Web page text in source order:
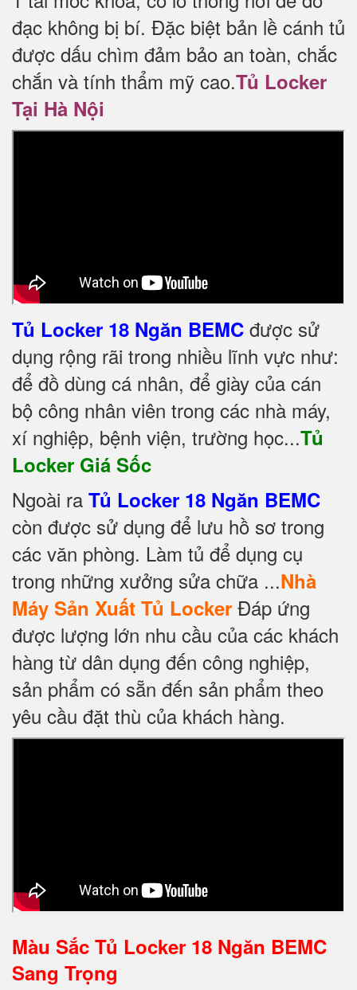
đạc không bị bí. Đặc biệt bản lề cánh tủ
được dấu chìm đảm bảo an toàn, chắc
chắn và tính thẩm mỹ cao.Tủ Locker
Tại Hà Nội
Tủ Locker 18 Ngăn BEMC được sử
dụng rộng rãi trong nhiều lĩnh vực như:
để đồ dùng cá nhân, để giày của cán
bộ công nhân viên trong các nhà máy,
xí nghiệp, bệnh viện, trường học...Tủ
Locker Giá Sốc
Ngoài ra Tủ Locker 18 Ngăn BEMC
còn được sử dụng để lưu hồ sơ trong
các văn phòng. Làm tủ để dụng cụ
trong những xưởng sửa chữa ...Nhà
Máy Sản Xuất Tủ Locker Đáp ứng
được lượng lớn nhu cầu của các khách
hàng từ dân dụng đến công nghiệp,
sản phẩm có sẵn đến sản phẩm theo
yêu cầu đặt thù của khách hàng.
Màu Sắc Tủ Locker 18 Ngăn BEMC
Sang Trọng